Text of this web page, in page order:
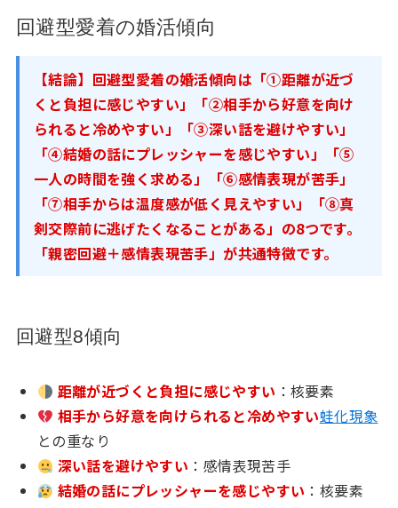
回避型愛着の婚活傾向
【結論】回避型愛着の婚活傾向は「①距離が近づ
くと負担に感じやすい」「②相手から好意を向け
られると冷めやすい」「③深い話を避けやすい」
「④結婚の話にプレッシャーを感じやすい」「⑤
一人の時間を強く求める」「⑥感情表現が苦手」
「⑦相手からは温度感が低く見えやすい」「⑧真
剣交際前に逃げたくなることがある」の8つです。
「親密回避＋感情表現苦手」が共通特徴です。
回避型8傾向
距離が近づくと負担に感じやすい ：核要素
相手から好意を向けられると冷めやすい蛙化現象
との重なり
深い話を避けやすい ：感情表現苦手
結婚の話にプレッシャーを感じやすい ：核要素